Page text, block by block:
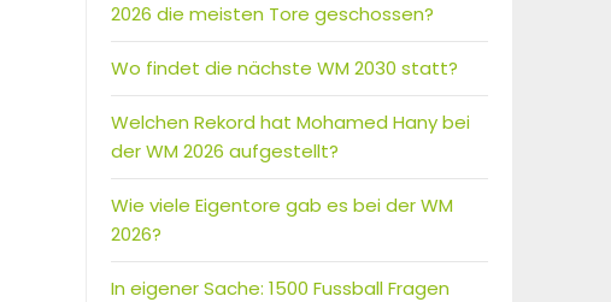
2026 die meisten Tore geschossen?
Wo findet die nächste WM 2030 statt?
Welchen Rekord hat Mohamed Hany bei
der WM 2026 aufgestellt?
Wie viele Eigentore gab es bei der WM
2026?
In eigener Sache: 1500 Fussball Fragen